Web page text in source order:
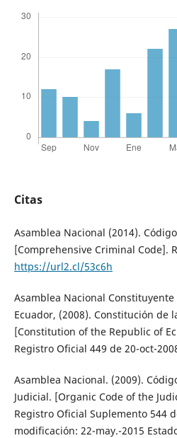
Citas
Asamblea Nacional (2014).
[Comprehensive Criminal Code].
https://url2.cl/53c6h
Asamblea Nacional
Ecuador, (2008). Constitución de
[Constitution of the Republic of
Registro Oficial 449 de 20-oct-
Asamblea Nacional. (2009).
Judicial. [Organic Code of the
Registro Oficial Suplemento 544
modificación: 22-may.-2015